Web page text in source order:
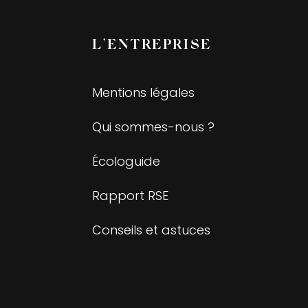
L’ENTREPRISE
Mentions légales
Qui sommes-nous ?
Écologuide
Rapport RSE
Conseils et astuces